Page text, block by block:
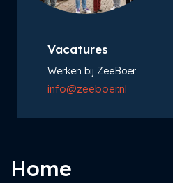
Vacatures
Werken bij ZeeBoer
info@zeeboer.nl
Home